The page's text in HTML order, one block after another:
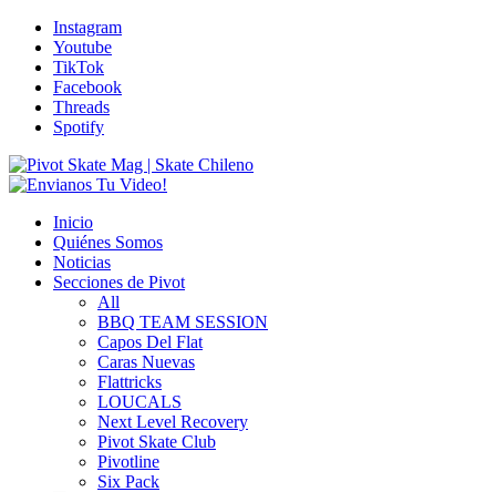
Instagram
Youtube
TikTok
Facebook
Threads
Spotify
Inicio
Quiénes Somos
Noticias
Secciones de Pivot
All
BBQ TEAM SESSION
Capos Del Flat
Caras Nuevas
Flattricks
LOUCALS
Next Level Recovery
Pivot Skate Club
Pivotline
Six Pack